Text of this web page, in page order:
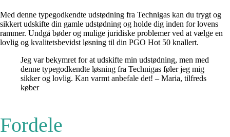
Med denne typegodkendte udstødning fra Technigas kan du trygt og
sikkert udskifte din gamle udstødning og holde dig inden for lovens
rammer. Undgå bøder og mulige juridiske problemer ved at vælge en
lovlig og kvalitetsbevidst løsning til din PGO Hot 50 knallert.
Jeg var bekymret for at udskifte min udstødning, men med
denne typegodkendte løsning fra Technigas føler jeg mig
sikker og lovlig. Kan varmt anbefale det! – Maria, tilfreds
køber
Fordele